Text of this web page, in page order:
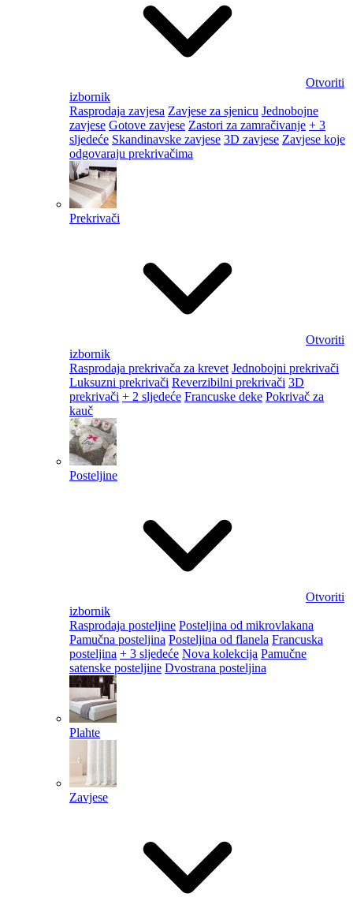
Otvoriti
izbornik
Rasprodaja zavjesa Zavjese za sjenicu Jednobojne
zavjese Gotove zavjese Zastori za zamračivanje + 3
sljedeće Skandinavske zavjese 3D zavjese Zavjese koje
odgovaraju prekrivačima
Prekrivači
Otvoriti
izbornik
Rasprodaja prekrivača za krevet Jednobojni prekrivači
Luksuzni prekrivači Reverzibilni prekrivači 3D
prekrivači + 2 sljedeće Francuske deke Pokrivač za
kauč
Posteljine
Otvoriti
izbornik
Rasprodaja posteljine Posteljina od mikrovlakana
Pamučna posteljina Posteljina od flanela Francuska
posteljina + 3 sljedeće Nova kolekcija Pamučne
satenske posteljine Dvostrana posteljina
Plahte
Zavjese